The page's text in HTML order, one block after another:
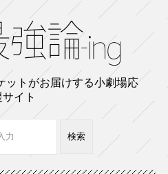
ットがお届けする小劇場応
サイト